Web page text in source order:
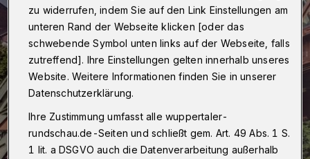
zu widerrufen, indem Sie auf den Link Einstellungen am
unteren Rand der Webseite klicken [oder das
schwebende Symbol unten links auf der Webseite, falls
zutreffend]. Ihre Einstellungen gelten innerhalb unseres
Website. Weitere Informationen finden Sie in unserer
Datenschutzerklärung.
Ihre Zustimmung umfasst alle wuppertaler-
rundschau.de-Seiten und schließt gem. Art. 49 Abs. 1 S.
1 lit. a DSGVO auch die Datenverarbeitung außerhalb